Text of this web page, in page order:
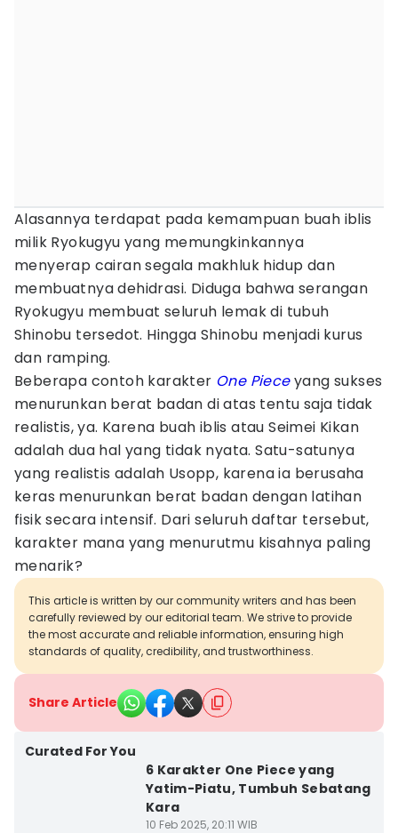
Alasannya terdapat pada kemampuan buah iblis
milik Ryokugyu yang memungkinkannya
menyerap cairan segala makhluk hidup dan
membuatnya dehidrasi. Diduga bahwa serangan
Ryokugyu membuat seluruh lemak di tubuh
Shinobu tersedot. Hingga Shinobu menjadi kurus
dan ramping.
Beberapa contoh karakter One Pieceyang sukses
menurunkan berat badan di atas tentu saja tidak
realistis, ya. Karena buah iblis atau Seimei Kikan
adalah dua hal yang tidak nyata. Satu-satunya
yang realistis adalah Usopp, karena ia berusaha
keras menurunkan berat badan dengan latihan
fisik secara intensif. Dari seluruh daftar tersebut,
karakter mana yang menurutmu kisahnya paling
menarik?
This article is written by our community writers and has been
carefully reviewed by our editorial team. We strive to provide
the most accurate and reliable information, ensuring high
standards of quality, credibility, and trustworthiness.
Share Article
Curated For You
6 Karakter One Piece yang
Yatim-Piatu, Tumbuh Sebatang
Kara
10 Feb 2025, 20:11 WIB